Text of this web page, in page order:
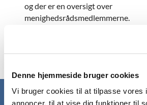
Denne hjemmeside bruger cookies
Vi bruger cookies til at tilpasse vores
annoncer, til at vise dig funktioner til
og der er en oversigt over
menighedsrådsmedlemmerne.